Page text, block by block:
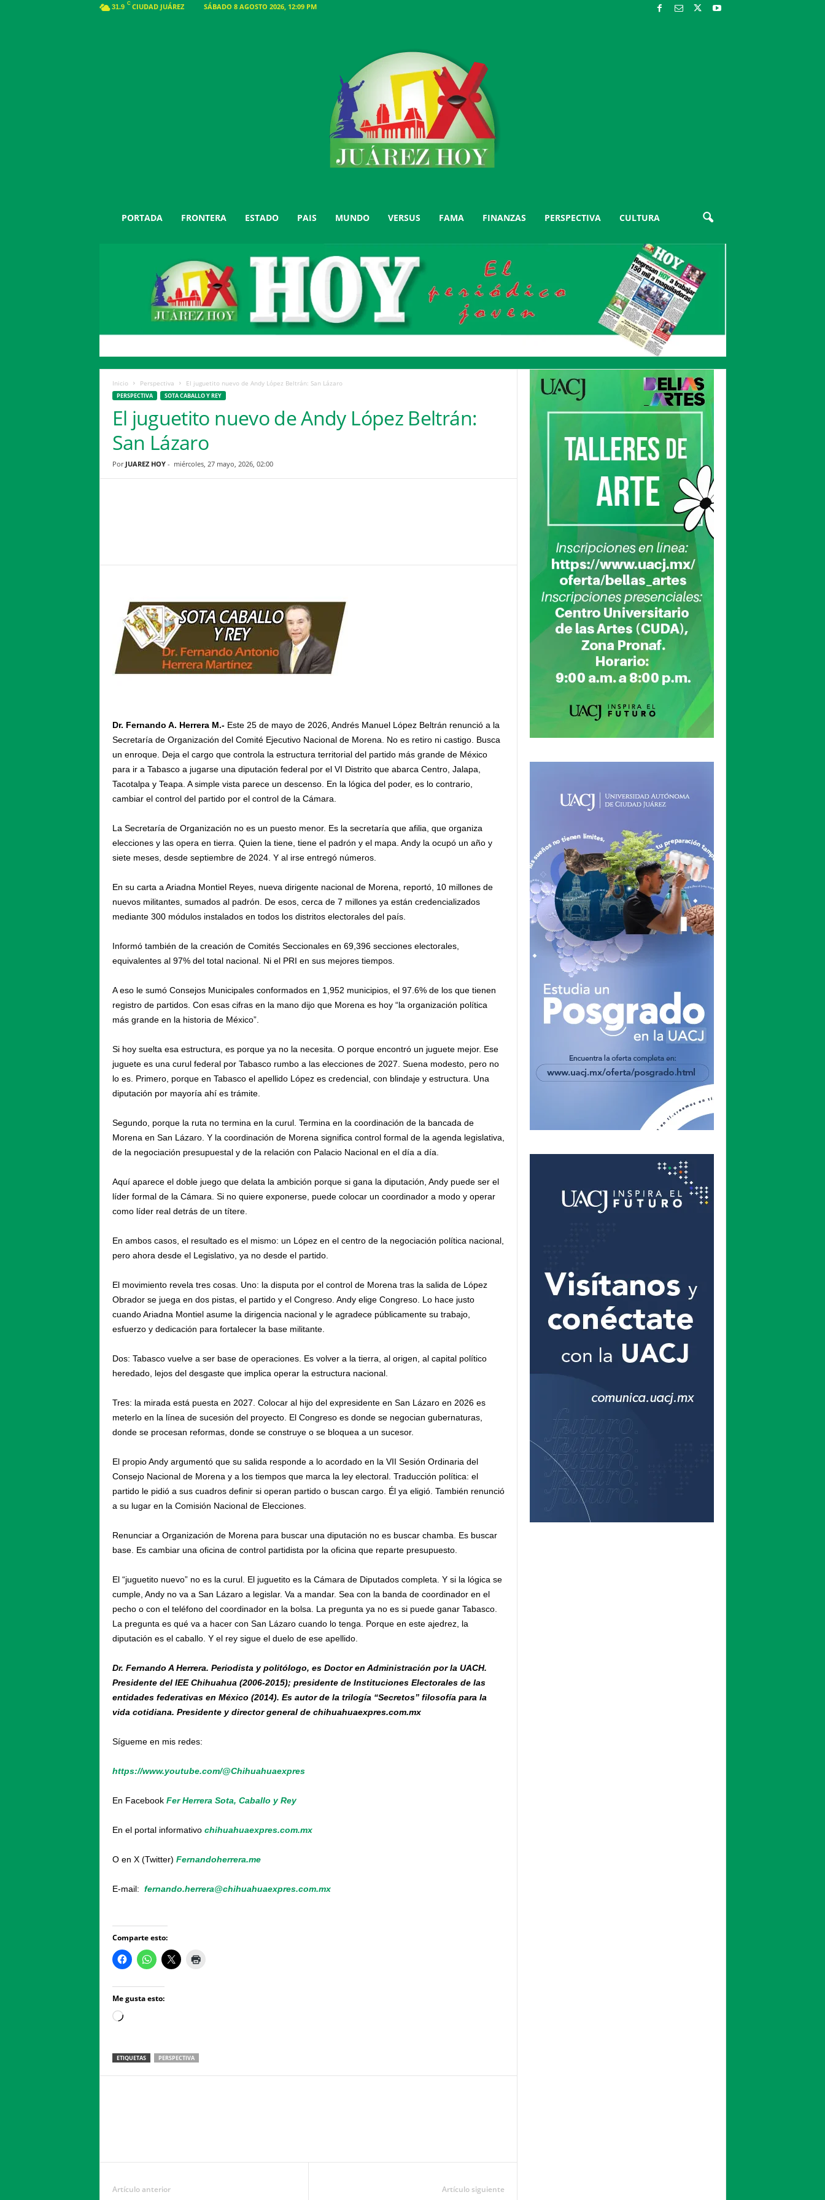
31.9 C CIUDAD JUÁREZ SÁBADO 8 AGOSTO 2026, 12:09 PM
PORTADA FRONTERA ESTADO PAIS MUNDO VERSUS FAMA FINANZAS PERSPECTIVA CULTURA
Inicio Perspectiva El juguetito nuevo de Andy López Beltrán: San Lázaro
PERSPECTIVA SOTA CABALLO Y REY
El juguetito nuevo de Andy López Beltrán:
San Lázaro
Por JUAREZ HOY- miércoles, 27 mayo, 2026, 02:00
Dr. Fernando A. Herrera M.-Este 25 de mayo de 2026, Andrés Manuel López Beltrán renunció a la
Secretaría de Organización del Comité Ejecutivo Nacional de Morena. No es retiro ni castigo. Busca
un enroque. Deja el cargo que controla la estructura territorial del partido más grande de México
para ir a Tabasco a jugarse una diputación federal por el VI Distrito que abarca Centro, Jalapa,
Tacotalpa y Teapa. A simple vista parece un descenso. En la lógica del poder, es lo contrario,
cambiar el control del partido por el control de la Cámara.
La Secretaría de Organización no es un puesto menor. Es la secretaría que afilia, que organiza
elecciones y las opera en tierra. Quien la tiene, tiene el padrón y el mapa. Andy la ocupó un año y
siete meses, desde septiembre de 2024. Y al irse entregó números.
En su carta a Ariadna Montiel Reyes, nueva dirigente nacional de Morena, reportó, 10 millones de
nuevos militantes, sumados al padrón. De esos, cerca de 7 millones ya están credencializados
mediante 300 módulos instalados en todos los distritos electorales del país.
Informó también de la creación de Comités Seccionales en 69,396 secciones electorales,
equivalentes al 97% del total nacional. Ni el PRI en sus mejores tiempos.
A eso le sumó Consejos Municipales conformados en 1,952 municipios, el 97.6% de los que tienen
registro de partidos. Con esas cifras en la mano dijo que Morena es hoy “la organización política
más grande en la historia de México”.
Si hoy suelta esa estructura, es porque ya no la necesita. O porque encontró un juguete mejor. Ese
juguete es una curul federal por Tabasco rumbo a las elecciones de 2027. Suena modesto, pero no
lo es. Primero, porque en Tabasco el apellido López es credencial, con blindaje y estructura. Una
diputación por mayoría ahí es trámite.
Segundo, porque la ruta no termina en la curul. Termina en la coordinación de la bancada de
Morena en San Lázaro. Y la coordinación de Morena significa control formal de la agenda legislativa,
de la negociación presupuestal y de la relación con Palacio Nacional en el día a día.
Aquí aparece el doble juego que delata la ambición porque si gana la diputación, Andy puede ser el
líder formal de la Cámara. Si no quiere exponerse, puede colocar un coordinador a modo y operar
como líder real detrás de un títere.
En ambos casos, el resultado es el mismo: un López en el centro de la negociación política nacional,
pero ahora desde el Legislativo, ya no desde el partido.
El movimiento revela tres cosas. Uno: la disputa por el control de Morena tras la salida de López
Obrador se juega en dos pistas, el partido y el Congreso. Andy elige Congreso. Lo hace justo
cuando Ariadna Montiel asume la dirigencia nacional y le agradece públicamente su trabajo,
esfuerzo y dedicación para fortalecer la base militante.
Dos: Tabasco vuelve a ser base de operaciones. Es volver a la tierra, al origen, al capital político
heredado, lejos del desgaste que implica operar la estructura nacional.
Tres: la mirada está puesta en 2027. Colocar al hijo del expresidente en San Lázaro en 2026 es
meterlo en la línea de sucesión del proyecto. El Congreso es donde se negocian gubernaturas,
donde se procesan reformas, donde se construye o se bloquea a un sucesor.
El propio Andy argumentó que su salida responde a lo acordado en la VII Sesión Ordinaria del
Consejo Nacional de Morena y a los tiempos que marca la ley electoral. Traducción política: el
partido le pidió a sus cuadros definir si operan partido o buscan cargo. Él ya eligió. También renunció
a su lugar en la Comisión Nacional de Elecciones.
Renunciar a Organización de Morena para buscar una diputación no es buscar chamba. Es buscar
base. Es cambiar una oficina de control partidista por la oficina que reparte presupuesto.
El “juguetito nuevo” no es la curul. El juguetito es la Cámara de Diputados completa. Y si la lógica se
cumple, Andy no va a San Lázaro a legislar. Va a mandar. Sea con la banda de coordinador en el
pecho o con el teléfono del coordinador en la bolsa. La pregunta ya no es si puede ganar Tabasco.
La pregunta es qué va a hacer con San Lázaro cuando lo tenga. Porque en este ajedrez, la
diputación es el caballo. Y el rey sigue el duelo de ese apellido.
Dr. Fernando A Herrera. Periodista y politólogo, es Doctor en Administración por la UACH.
Presidente del IEE Chihuahua (2006-2015); presidente de Instituciones Electorales de las
entidades federativas en México (2014). Es autor de la trilogía “Secretos” filosofía para la
vida cotidiana. Presidente y director general de chihuahuaexpres.com.mx
Sígueme en mis redes:
https://www.youtube.com/@Chihuahuaexpres
En Facebook Fer Herrera Sota, Caballo y Rey
En el portal informativo chihuahuaexpres.com.mx
O en X (Twitter) Fernandoherrera.me
E-mail: fernando.herrera@chihuahuaexpres.com.mx
Comparte esto:
Me gusta esto:
Loading…
ETIQUETAS PERSPECTIVA
Artículo anterior Artículo siguiente